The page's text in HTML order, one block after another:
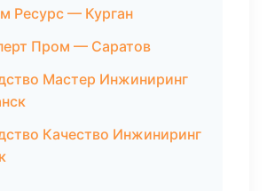
Ресурс — Курган
Пром — Саратов
Мастер Инжиниринг
Качество Инжиниринг